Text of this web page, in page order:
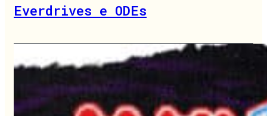
Everdrives e ODEs